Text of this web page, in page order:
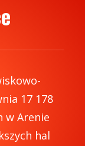
17 178
w Arenie
hal